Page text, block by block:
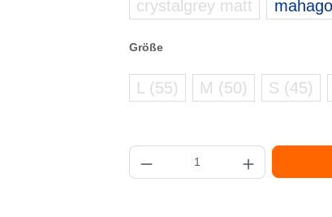
crystalgrey matt
(zurzeit nicht
Größe
auswählen
L (55)
(zurzeit nicht verfügbar.)
M (50)
(zurzeit nicht
S (45)
Produkt Anzahl: Gib den gewünschten Wert